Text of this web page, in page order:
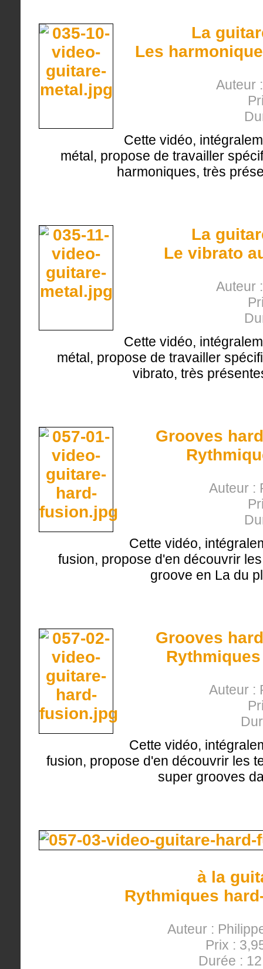
La
Les
Auteur
Cette vidéo,
métal, propose de travailler
harmoniques, très
La
Le vibrato
Auteur
Cette vidéo,
métal, propose de travailler
vibrato, très
Grooves
Auteur :
Cette vidéo,
fusion, propose d'en découvrir
groove en La du
Grooves
Auteur :
Cette vidéo,
fusion, propose d'en découvrir les
super grooves
à la
Rythmiques
Auteur :
Prix :
Durée :